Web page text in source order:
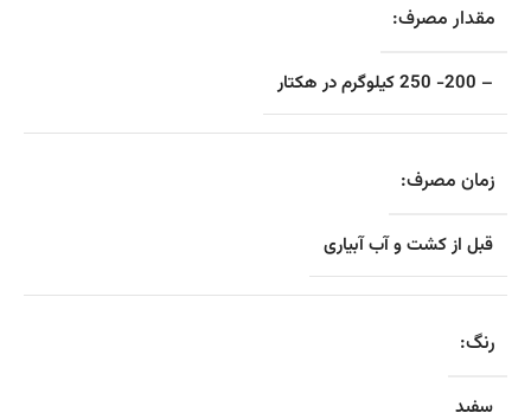
مقدار مصرف:
– 200- 250 کیلوگرم در هکتار
زمان مصرف:
قبل از کشت و آب آبیاری
رنگ: